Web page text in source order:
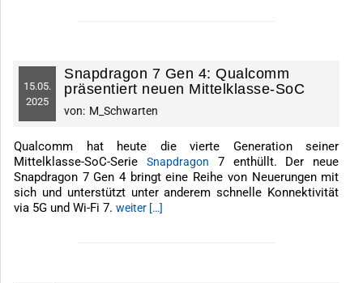
15.05.
2025
Snapdragon 7 Gen 4: Qualcomm
präsentiert neuen Mittelklasse-SoC
von: M_Schwarten
Qualcomm hat heute die vierte Generation seiner
Mittelklasse-SoC-Serie Snapdragon
7 enthüllt. Der neue
Snapdragon 7 Gen 4 bringt eine Reihe von Neuerungen mit
sich und unterstützt unter anderem schnelle Konnektivität
via 5G und Wi-Fi 7. weiter […]